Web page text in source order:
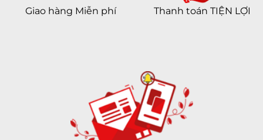
Giao hàng Miễn phí Thanh toán TIỆN LỢI